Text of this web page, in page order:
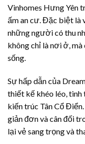
Vinhomes Hưng Yên
ấm an cư. Đặc biệt là
những người có thu
không chỉ là nơi ở,
sống.
Sự hấp dẫn của
thiết kế khéo léo,
kiến trúc Tân Cổ
giản đơn và cân đối
lại vẻ sang trọng và